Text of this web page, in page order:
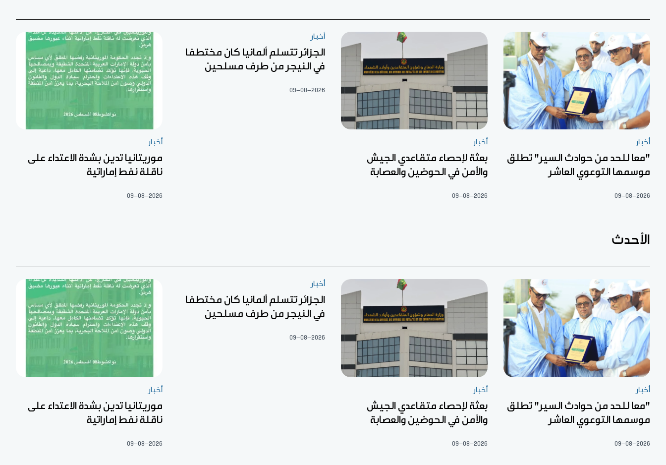
أخبار
"معا للحد من حوادث السير" تطلق
موسمها التوعوي العاشر
09-08-2026
أخبار
بعثة لإحصاء متقاعدي الجيش
والأمن في الحوضين والعصابة
09-08-2026
أخبار
الجزائر تتسلم ألمانيا كان مختطفا
في النيجر من طرف مسلحين
09-08-2026
أخبار
موريتانيا تدين بشدة الاعتداء على
ناقلة نفط إماراتية
09-08-2026
الأحدث
أخبار
"معا للحد من حوادث السير" تطلق
موسمها التوعوي العاشر
09-08-2026
أخبار
بعثة لإحصاء متقاعدي الجيش
والأمن في الحوضين والعصابة
09-08-2026
أخبار
الجزائر تتسلم ألمانيا كان مختطفا
في النيجر من طرف مسلحين
09-08-2026
أخبار
موريتانيا تدين بشدة الاعتداء على
ناقلة نفط إماراتية
09-08-2026